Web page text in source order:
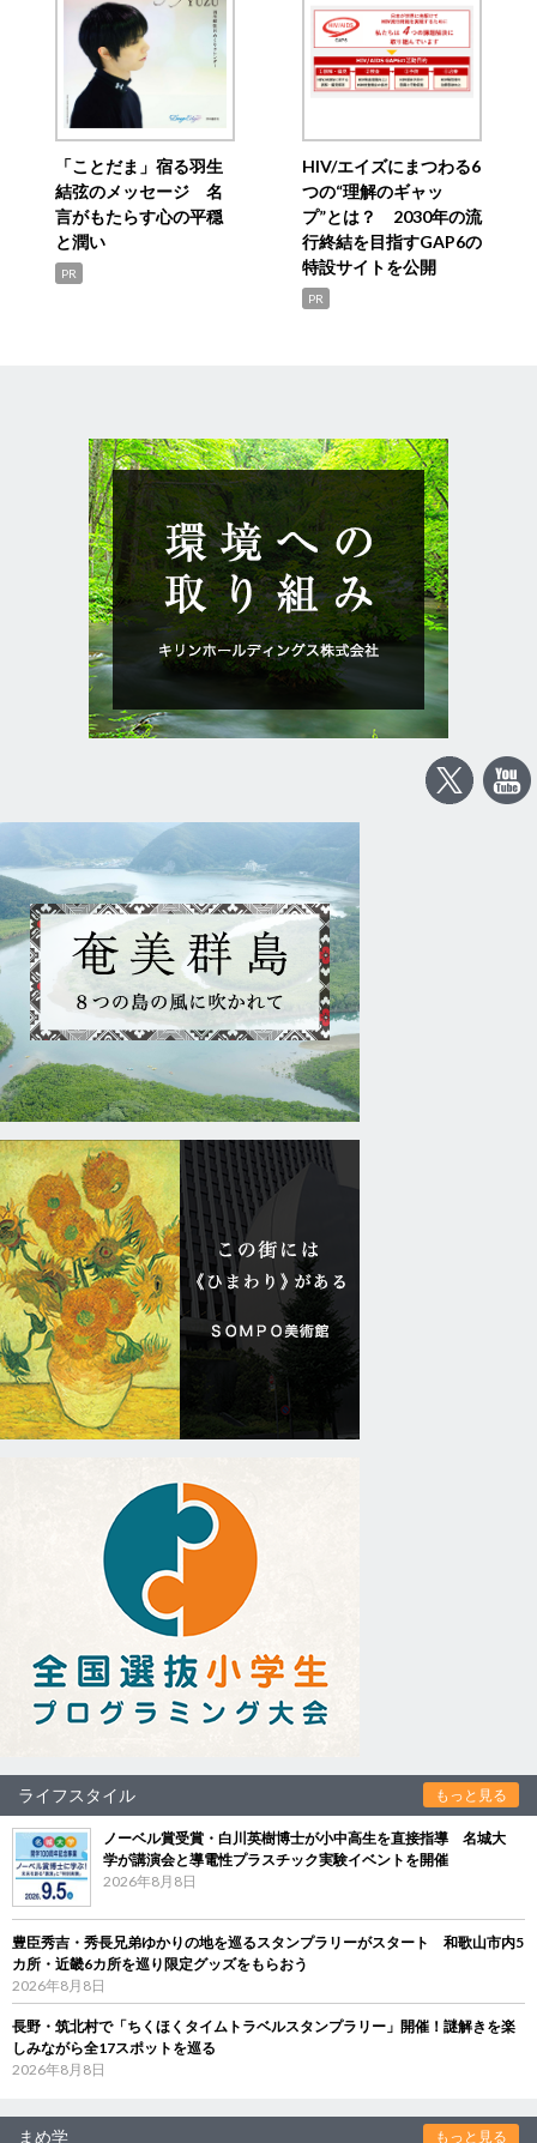
「ことだま」宿る羽生
結弦のメッセージ 名
言がもたらす心の平穏
と潤い
PR
HIV/エイズにまつわる6
つの“理解のギャッ
プ”とは？ 2030年の流
行終結を目指すGAP6の
特設サイトを公開
PR
ライフスタイル もっと見る
ノーベル賞受賞・白川英樹博士が小中高生を直接指導 名城大
学が講演会と導電性プラスチック実験イベントを開催
2026年8月8日
豊臣秀吉・秀長兄弟ゆかりの地を巡るスタンプラリーがスタート 和歌山市内5
カ所・近畿6カ所を巡り限定グッズをもらおう
2026年8月8日
長野・筑北村で「ちくほくタイムトラベルスタンプラリー」開催！謎解きを楽
しみながら全17スポットを巡る
2026年8月8日
まめ学 もっと見る